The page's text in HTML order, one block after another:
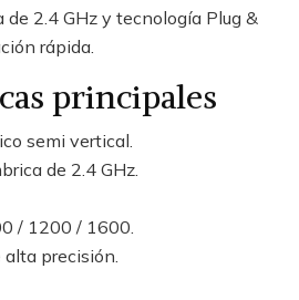
2.4 GHz y tecnología Plug &
rápida.
principales
semi vertical.
de 2.4 GHz.
/ 1200 / 1600.
precisión.